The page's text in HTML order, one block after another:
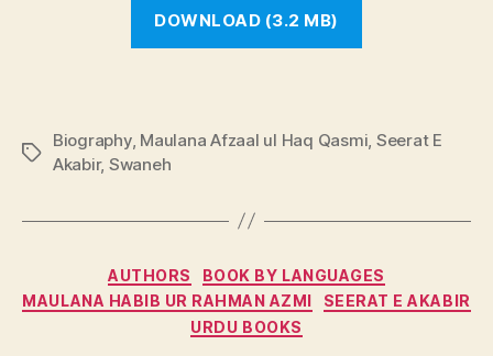
DOWNLOAD (3.2 MB)
Tags
Biography, Maulana Afzaal ul Haq Qasmi Seerat E
Akabir, Swaneh
Categories
AUTHORS
BOOK BY LANGUAGES
MAULANA HABIB UR RAHMAN AZMI
SEERAT E AKABIR
URDU BOOKS